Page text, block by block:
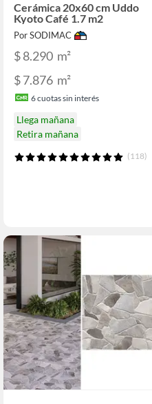
Cerámica 20x60 cm Uddo
Kyoto Café 1.7 m2
Por SODIMAC
$ 8.290 m²
$ 7.876 m²
6cuotas sin interés
Llega mañana
Retira mañana
(118)